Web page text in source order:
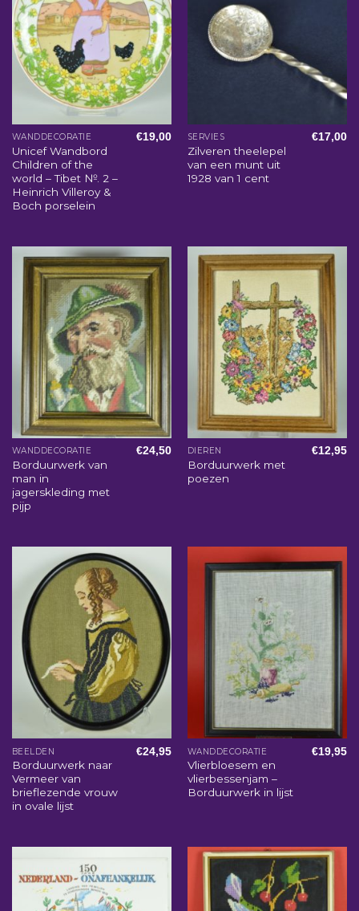
WANDDECORATIE
Unicef Wandbord
Children of the
world – Tibet №. 2 –
Heinrich Villeroy &
Boch porselein
€19,00 SERVIES
Zilveren theelepel
van een munt uit
1928 van 1 cent
€17,00
WANDDECORATIE
Borduurwerk van
man in
jagerskleding met
pijp
€24,50 DIEREN
Borduurwerk met
poezen
€12,95
BEELDEN
Borduurwerk naar
Vermeer van
brieflezende vrouw
in ovale lijst
€24,95 WANDDECORATIE
Vlierbloesem en
vlierbessenjam –
Borduurwerk in lijst
€19,95